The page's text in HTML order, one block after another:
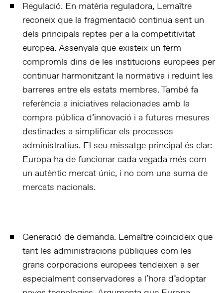
Regulació. En matèria reguladora, Lemaître
reconeix que la fragmentació continua sent un
dels principals reptes per a la competitivitat
europea. Assenyala que existeix un ferm
compromís dins de les institucions europees per
continuar harmonitzant la normativa i reduint les
barreres entre els estats membres. També fa
referència a iniciatives relacionades amb la
compra pública d’innovació i a futures mesures
destinades a simplificar els processos
administratius. El seu missatge principal és clar:
Europa ha de funcionar cada vegada més com
un autèntic mercat únic, i no com una suma de
mercats nacionals.
Generació de demanda. Lemaître coincideix que
tant les administracions públiques com les
grans corporacions europees tendeixen a ser
especialment conservadores a l’hora d’adoptar